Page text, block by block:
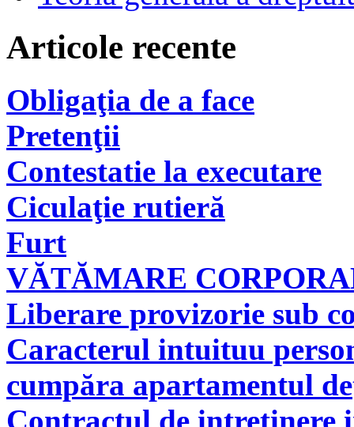
Articole recente
Obligaţia de a face
Pretenţii
Contestatie la executare
Ciculaţie rutieră
Furt
VĂTĂMARE
Liberare provizorie sub
Caracterul intuituu
cumpăra apartamentul
Contractul de intretinere